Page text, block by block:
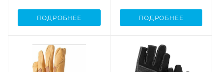
ПОДРОБНЕЕ ПОДРОБНЕЕ